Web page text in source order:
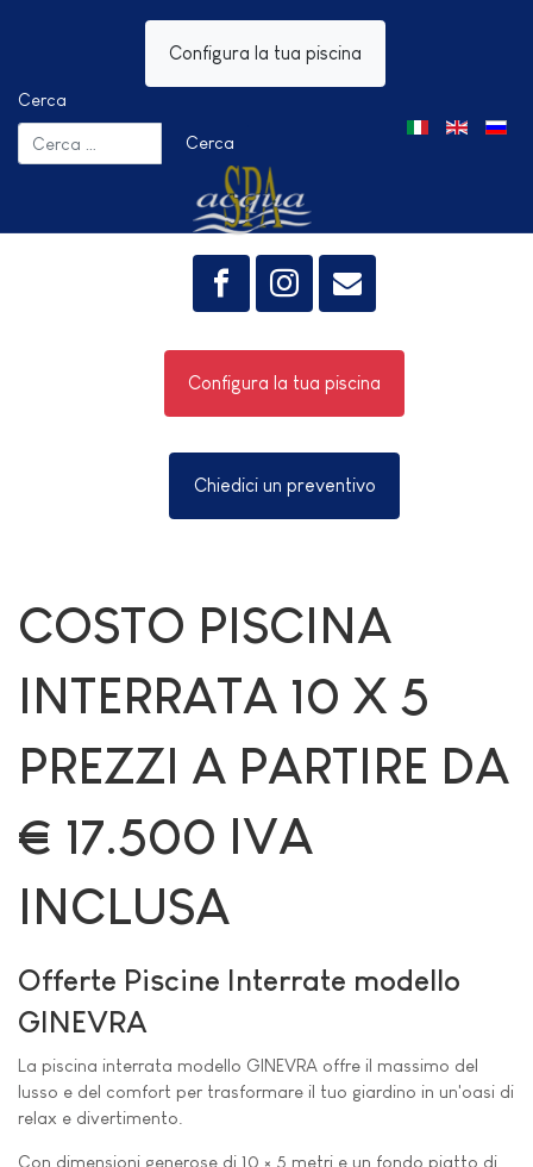
Configura la tua piscina
Cerca
Cerca
Seleziona la tua
Configura la tua piscina
Chiedici un preventivo
COSTO PISCINA
INTERRATA 10 X 5
PREZZI A PARTIRE DA
€ 17.500 IVA
INCLUSA
Offerte Piscine Interrate modello
GINEVRA
La piscina interrata modello GINEVRA offre il massimo del
lusso e del comfort per trasformare il tuo giardino in un'oasi di
relax e divertimento.
Con dimensioni generose di 10 × 5 metri e un fondo piatto di